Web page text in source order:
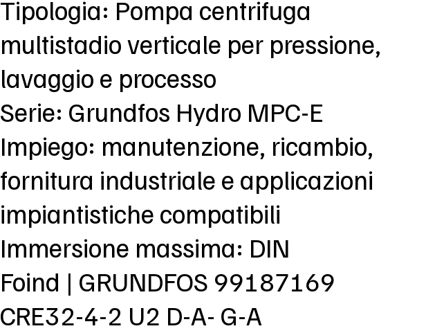
Tipologia: Pompa centrifuga
multistadio verticale per pressione,
lavaggio e processo
Serie: Grundfos Hydro MPC-E
Impiego: manutenzione, ricambio,
fornitura industriale e applicazioni
impiantistiche compatibili
Immersione massima: DIN
Foind | GRUNDFOS 99187169
CRE32-4-2 U2 D-A- G-A